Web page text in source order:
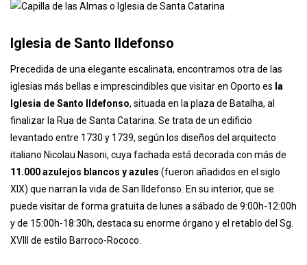
representan escenas de la vida de Santa Catalina y San Francisco
varios altares y la imagen de la Virgen de las Almas.
Iglesia de Santo Ildefonso
Precedida de una elegante escalinata, encontramos otra de las
iglesias más bellas e imprescindibles que visitar en Oporto es la
Iglesia de Santo Ildefonso, situada en la plaza de Batalha, al
finalizar la Rua de Santa Catarina. Se trata de un edificio
levantado entre 1730 y 1739, según los diseños del arquitecto
italiano Nicolau Nasoni, cuya fachada está decorada con más de
11.000 azulejos blancos y azules